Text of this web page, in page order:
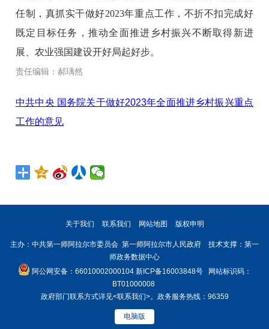
任制，真抓实干做好2023年重点工作，不折不扣完成好
既定目标任务，推动全面推进乡村振兴不断取得新进
展、农业强国建设开好局起好步。
责任编辑：郝瑀然
中共中央 国务院关于做好2023年全面推进乡村振兴重点
工作的意见
关于我们 联系我们 网站地图 版权申明
主办：中共第一师阿拉尔市委员会 第一师阿拉尔市人民政府 技术支撑：第一
师政务数据中心
阿公网安备：66010002000104 新ICP备16003848号网站标识码：
BT01000008
政府部门联系方式详见<联系我们>。政务服务热线：96359
电脑版